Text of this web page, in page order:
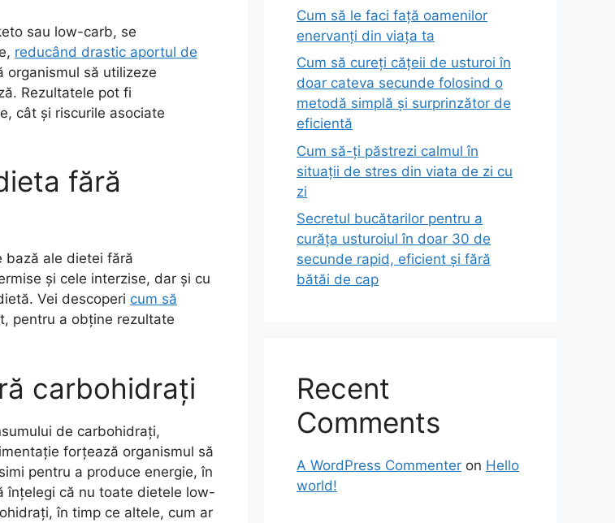
sau low-carb, se
reducând drastic aportul de
organismul să utilizeze
Rezultatele pot fi
cât și riscurile asociate
fără
bază ale dietei fără
și cele interzise, dar și cu
Vei descoperi cum să
pentru a obține rezultate
carbohidrați
de carbohidrați,
forțează organismul să
pentru a produce energie, în
înțelegi că nu toate dietele low-
în timp ce altele, cum ar
Cum să le faci față oamenilor
enervanți din viața ta
Cum să cureți cățeii de usturoi în
doar cateva secunde folosind o
metodă simplă și surprinzător de
eficientă
Cum să-ți păstrezi calmul în
situații de stres din viata de zi cu
zi
Secretul bucătarilor pentru a
curăța usturoiul în doar 30 de
secunde rapid, eficient și fără
bătăi de cap
Recent
Comments
A WordPress Commenter on Hello
world!